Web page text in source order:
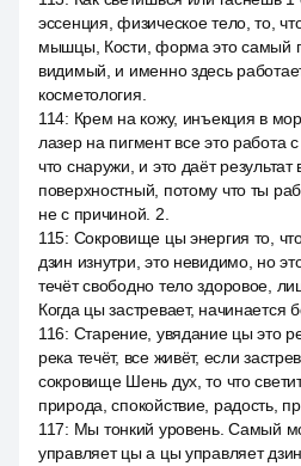
эссенция, физическое тело, то,
мышцы, Кости, форма это самый
видимый, и именно здесь
косметология.
114: Крем на кожу, инъекция в
лазер на пигмент все это работа
что снаружи, и это даёт результат
поверхностный, потому что ты
не с причиной. 2.
115: Сокровище цы энергия то, что
дзин изнутри, это невидимо, но
течёт свободно тело здоровое,
Когда цы застревает, начинается
116: Старение, увядание цы это
река течёт, все живёт, если
сокровище Шень дух, то что
природа, спокойствие, радость,
117: Мы тонкий уровень. Самый
управляет цы а цы управляет